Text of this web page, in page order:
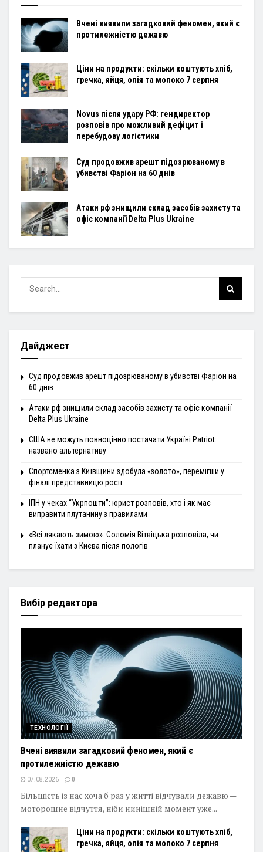
Вчені виявили загадковий феномен, який є
протилежністю дежавю
Ціни на продукти: скільки коштують хліб,
гречка, яйця, олія та молоко 7 серпня
Novus після удару РФ: гендиректор
розповів про можливий дефіцит і
перебудову логістики
Суд продовжив арешт підозрюваному в
убивстві Фаріон на 60 днів
Атаки рф знищили склад засобів захисту та
офіс компанії Delta Plus Ukraine
Дайджест
Суд продовжив арешт підозрюваному в убивстві Фаріон на
60 днів
Атаки рф знищили склад засобів захисту та офіс компанії
Delta Plus Ukraine
США не можуть повноцінно постачати Україні Patriot:
названо альтернативу
Спортсменка з Київщини здобула «золото», перемігши у
фіналі представницю росії
ІПН у чеках “Укрпошти”: юрист розповів, хто і як має
виправити плутанину з правилами
«Всі лякають зимою». Соломія Вітвіцька розповіла, чи
планує їхати з Києва після пологів
Вибір редактора
ТЕХНОЛОГІЇ
Вчені виявили загадковий феномен, який є
протилежністю дежавю
07.08.2026 0
Більшість із нас хоча б раз у житті відчували дежавю —
моторошне відчуття, ніби нинішній момент уже...
Ціни на продукти: скільки коштують хліб,
гречка, яйця, олія та молоко 7 серпня